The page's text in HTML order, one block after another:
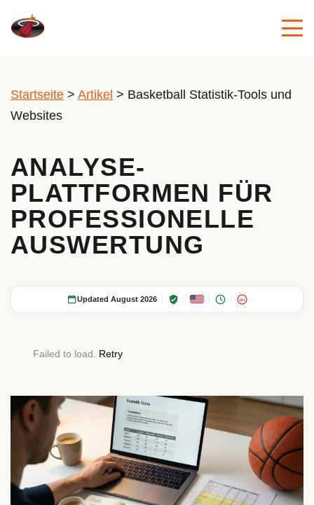
Startseite > Artikel > Basketball Statistik-Tools und
Websites
ANALYSE-
PLATTFORMEN FÜR
PROFESSIONELLE
AUSWERTUNG
Updated August 2026 18+
Failed to load. Retry